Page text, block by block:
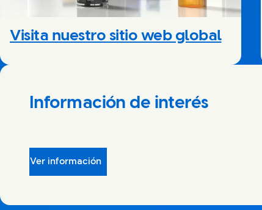
Visita nuestro sitio web global
Información de interés
Ver información